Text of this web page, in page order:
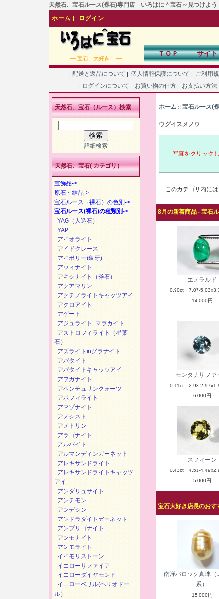
天然石、宝石ルース(裸石)専門店 いろはに＾宝石～見つけよ
ホーム | ログイン
― 宝石、大好き！ ―
ＴＯＰ サイ
| 配送と返品について | 個人情報保護について | ご利用
| ログインについて | お買い物の仕方 | お支払い方法
ホーム :: 宝石ルース(
ウグイスメノウ
写真をクリック
このカテゴリ内に
8月の新着商品 - 宝石
エメラルド
0.90ct 7.07-
14,000円
モンタナサファ
0.11ct 2.98-
6,000円
スフィーン
0.43ct 4.51-
5,000円
宝石大好き店長のおす
南洋バロック真珠（
系）
15,000円
天然石、宝石（ルース）検索
詳細検索
天然石、宝石( カテゴリ）
宝飾品->
原石・結晶->
宝石ルース（裸石）の色別->
宝石ルース(裸石)の種類別->
YAG（人造石）
YAP
アイオライト
アイドクレース
アイボリー(象牙)
アウィナイト
アキシナイト（斧石）
アクアマリン
アクチノライトキャッツアイ
アクロアイト
アゲート
アジュライト･マラカイト
アストロフィライト（星葉
石）
アズライトinグラナイト
アパタイト
アパタイトキャッツアイ
アフガナイト
アベンチュリンクォーツ
アポフィライト
アマゾナイト
アメシスト
アメトリン
アラゴナイト
アルバイト
アルマンディンガーネット
アレキサンドライト
アレキサンドライトキャッツ
アイ
アンダリュサイト
アンチモン
アンデシン
アンドラダイトガーネット
アンブリゴナイト
アンモナイト
アンモライト
イイモリストーン
イエローサファイア
イエローダイヤモンド
イエローベリル(ヘリオドー
ル）